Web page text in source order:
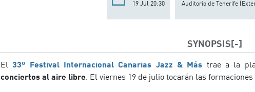
19 Jul 20:30
Auditorio de Tenerife
SYNOPSIS
El33º Festival Internacional Canarias Jazz & Más trae a la
conciertos al aire libre. El viernes 19 de julio tocarán las formaciones